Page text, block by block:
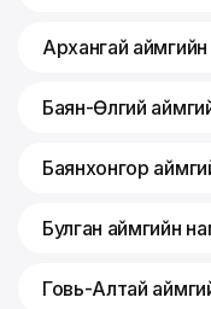
Архангай
Баян-Өлгий
Баянхонгор
Булган аймгийн
Говь-Алтай